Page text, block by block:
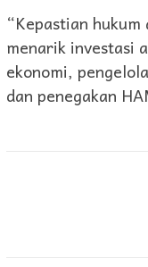
“Kepastian
menarik investasi
ekonomi,
dan penegakan